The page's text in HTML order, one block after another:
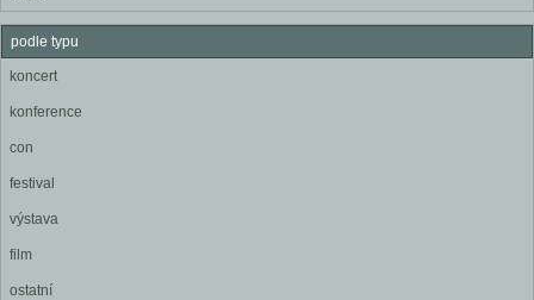
podle typu
koncert
konference
con
festival
výstava
film
ostatní